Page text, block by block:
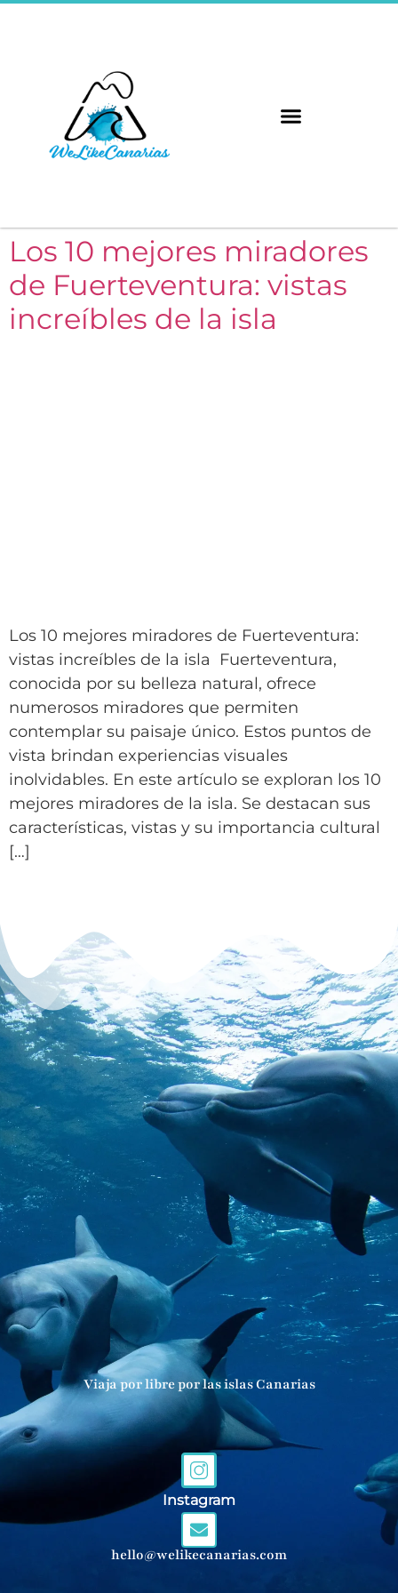
Los 10 mejores miradores
de Fuerteventura: vistas
increíbles de la isla
Los 10 mejores miradores de Fuerteventura:
vistas increíbles de la isla Fuerteventura,
conocida por su belleza natural, ofrece
numerosos miradores que permiten
contemplar su paisaje único. Estos puntos de
vista brindan experiencias visuales
inolvidables. En este artículo se exploran los 10
mejores miradores de la isla. Se destacan sus
características, vistas y su importancia cultural
[…]
Viaja por libre por las islas Canarias
Instagram
hello@welikecanarias.com